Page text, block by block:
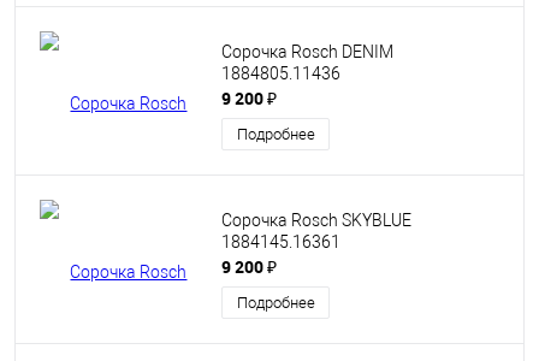
Сорочка Rosch DENIM
1884805.11436
9 200 ₽
Подробнее
Сорочка Rosch SKYBLUE
1884145.16361
9 200 ₽
Подробнее